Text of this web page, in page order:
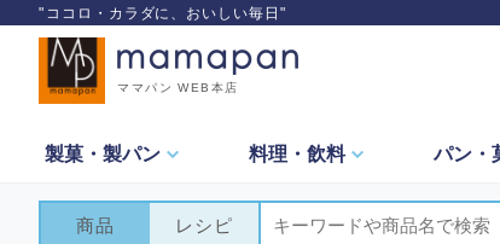
"ココロ・カラダに、おいしい毎日"
ママパン WEB本店
製菓・ 製パン 料理・飲料 パン・
商品 レシピ